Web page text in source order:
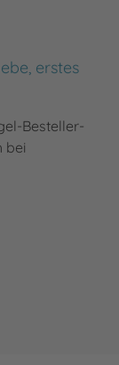
erstes
Besteller-
bei